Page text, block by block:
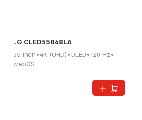
LG OLED55B68LA
55 inch•4K (UHD)•OLED•120 Hz•
webOS